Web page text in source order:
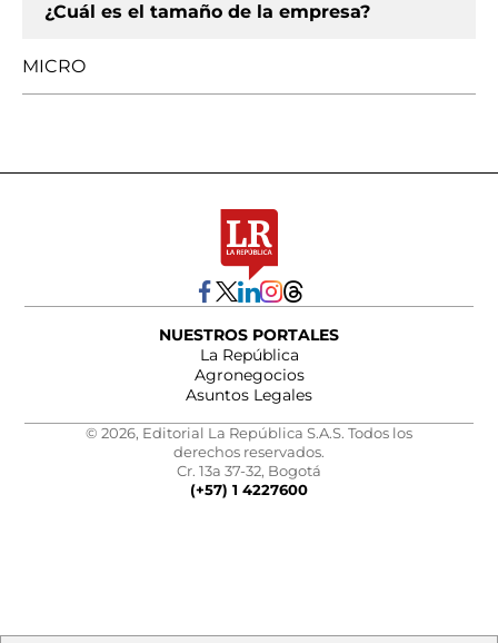
¿Cuál es el tamaño de la empresa?
MICRO
NUESTROS PORTALES
La República
Agronegocios
Asuntos Legales
© 2026, Editorial La República S.A.S. Todos los
derechos reservados.
Cr. 13a 37-32, Bogotá
(+57) 1 4227600